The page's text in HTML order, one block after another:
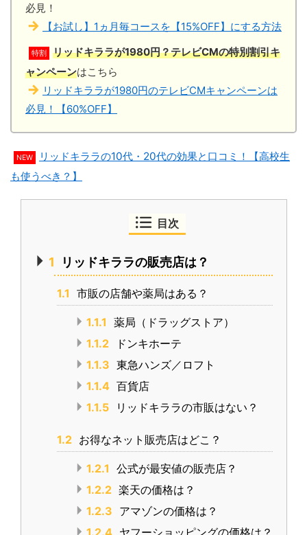
必見！
【お試し】1ヵ月毎コースを【15%OFF】にする方法
特割
リッドキララが1980円？テレビCMの特別割引キ
ャンペーンはこちら
リッドキララが1980円のテレビCMキャンペーンは
必見！【60%OFF】
NEW
リッドキララの10代・20代の効果と口コミ！【高校生
も使うべき？】
目次
1 リッドキララの販売店は？
1.1 市販の店舗や薬局はある？
1.1.1 薬局（ドラッグストア）
1.1.2
ドンキホーテ
1.1.3 東急ハンズ／ロフト
1.1.4 百貨店
1.1.5
リッドキララの市販はない？
1.2 お得なネット販売店はどこ？
1.2.1 公式が最安値の販売店？
1.2.2 楽天の価格は？
1.2.3 アマゾンの価格は？
1.2.4 ヤフーショッピングの価格は？